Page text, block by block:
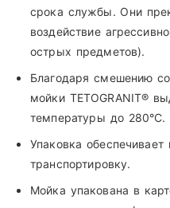
срока службы. Они
воздействие
острых предметов).
Благодаря смешению
мойки TETOGRANIT®
температуры до 280°С.
Упаковка
транспортировку.
Мойка упакована в